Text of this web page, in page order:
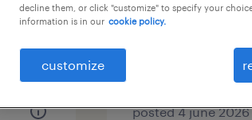
temp to perm
posted 4 june 2026
decline them, or click "customize" to specify your
information is in our cookie policy.
customize